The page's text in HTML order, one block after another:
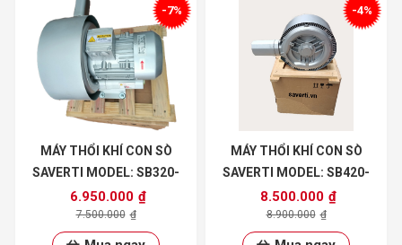
MÁY THỔI KHÍ CON SÒ
SAVERTI MODEL: SB320-
1100S2
6.950.000 ₫
7.500.000 ₫
-7%
MÁY THỔI KHÍ CON SÒ
SAVERTI MODEL: SB420-
1500/2
8.500.000 ₫
8.900.000 ₫
-4%